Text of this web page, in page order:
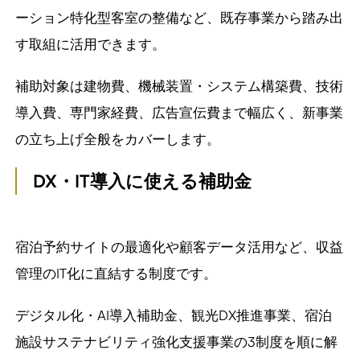
ーション特化型客室の整備など、既存事業から踏み出
す取組に活用できます。
補助対象は建物費、機械装置・システム構築費、技術
導入費、専門家経費、広告宣伝費まで幅広く、新事業
の立ち上げ全般をカバーします。
DX ・ IT導入に使える補助金
宿泊予約サイトの最適化や顧客データ活用など、収益
管理のIT化に直結する制度です。
デジタル化・AI導入補助金、観光DX推進事業、宿泊
施設サステナビリティ強化支援事業の3制度を順に解